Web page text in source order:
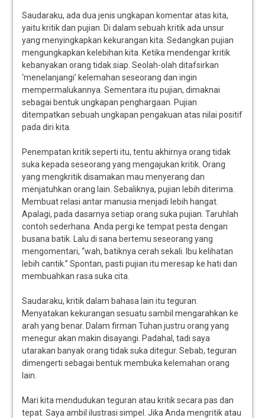
Saudaraku, ada dua jenis ungkapan komentar atas kita,
yaitu kritik dan pujian. Di dalam sebuah kritik ada unsur
yang menyingkapkan kekurangan kita. Sedangkan pujian
mengungkapkan kelebihan kita. Ketika mendengar kritik
kebanyakan orang tidak siap. Seolah-olah ditafsirkan
‘menelanjangi’ kelemahan seseorang dan ingin
mempermalukannya. Sementara itu pujian, dimaknai
sebagai bentuk ungkapan penghargaan. Pujian
ditempatkan sebuah ungkapan pengakuan atas nilai positif
pada diri kita.
Penempatan kritik seperti itu, tentu akhirnya orang tidak
suka kepada seseorang yang mengajukan kritik. Orang
yang mengkritik disamakan mau menyerang dan
menjatuhkan orang lain. Sebaliknya, pujian lebih diterima.
Membuat relasi antar manusia menjadi lebih hangat.
Apalagi, pada dasarnya setiap orang suka pujian. Taruhlah
contoh sederhana. Anda pergi ke tempat pesta dengan
busana batik. Lalu di sana bertemu seseorang yang
mengomentari, “wah, batiknya cerah sekali. Ibu kelihatan
lebih cantik.” Spontan, pasti pujian itu meresap ke hati dan
membuahkan rasa suka cita.
Saudaraku, kritik dalam bahasa lain itu teguran.
Menyatakan kekurangan sesuatu sambil mengarahkan ke
arah yang benar. Dalam firman Tuhan justru orang yang
menegur akan makin disayangi. Padahal, tadi saya
utarakan banyak orang tidak suka ditegur. Sebab, teguran
dimengerti sebagai bentuk membuka kelemahan orang
lain.
Mari kita mendudukan teguran atau kritik secara pas dan
tepat. Saya ambil ilustrasi simpel. Jika Anda mengritik atau